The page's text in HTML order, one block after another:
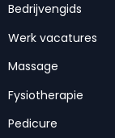
Bedrijvengids
Werk vacatures
Massage
Fysiotherapie
Pedicure